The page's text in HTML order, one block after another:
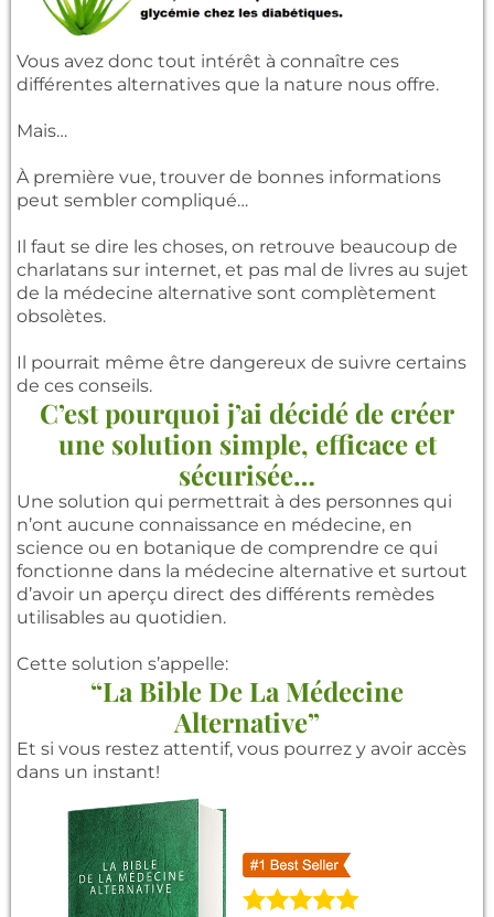
Vous avez donc tout intérêt à connaître ces
différentes alternatives que la nature nous offre.
Mais…
À première vue, trouver de bonnes informations
peut sembler compliqué…
Il faut se dire les choses, on retrouve beaucoup de
charlatans sur internet, et pas mal de livres au sujet
de la médecine alternative sont complètement
obsolètes.
Il pourrait même être dangereux de suivre certains
de ces conseils.
C’est pourquoi j’ai décidé de créer
une solution simple, efficace et
sécurisée…
Une solution qui permettrait à des personnes qui
n’ont aucune connaissance en médecine, en
science ou en botanique de comprendre ce qui
fonctionne dans la médecine alternative et surtout
d’avoir un aperçu direct des différents remèdes
utilisables au quotidien.
Cette solution s’appelle:
“La Bible De La Médecine
Alternative”
Et si vous restez attentif, vous pourrez y avoir accès
dans un instant!